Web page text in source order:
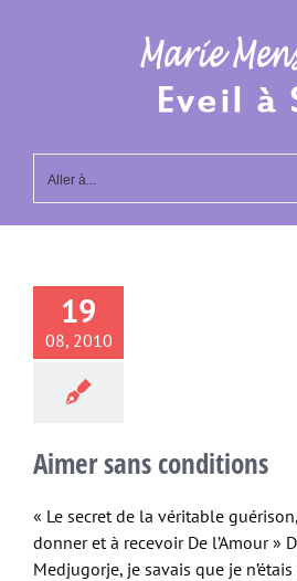
Aller à...
19
08, 2010
Aimer sans conditions
« Le secret de la véritable guérison,
donner et à recevoir De l’Amour »
Medjugorje, je savais que je